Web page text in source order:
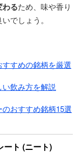
るため、味や香り
でしょう。
すめの銘柄を厳選
飲み方を解説
おすすめ銘柄15選
ート (ニート)